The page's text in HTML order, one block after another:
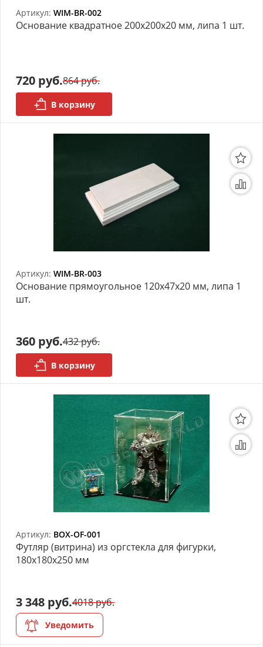
Артикул: WIM-BR-002
Основание квадратное 200х200х20 мм, липа 1 шт.
720 руб.864 руб.
В корзину
Артикул: WIM-BR-003
Основание прямоугольное 120х47х20 мм, липа 1
шт.
360 руб.432 руб.
В корзину
Артикул: BOX-OF-001
Футляр (витрина) из оргстекла для фигурки,
180x180x250 мм
3 348 руб.4018 руб.
Уведомить